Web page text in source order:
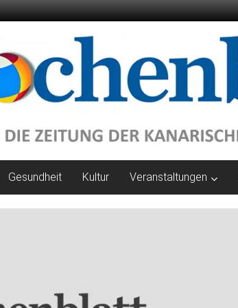
Gesundheit Kultur Veranstaltungen